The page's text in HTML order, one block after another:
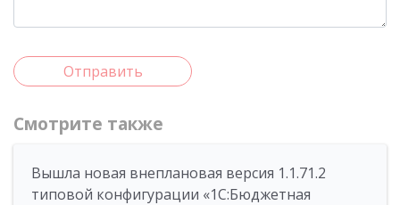
Отправить
Смотрите также
Вышла новая внеплановая версия 1.1.71.2
типовой конфигурации «1C:Бюджетная